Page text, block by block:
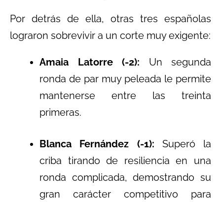
Por detrás de ella, otras tres españolas
lograron sobrevivir a un corte muy exigente:
Amaia Latorre (-2): Un segunda
ronda de par muy peleada le permite
mantenerse entre las treinta
primeras.
Blanca Fernández (-1): Superó la
criba tirando de resiliencia en una
ronda complicada, demostrando su
gran carácter competitivo para